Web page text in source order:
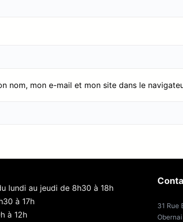
nom, mon e-mail et mon site dans le
lundi au jeudi de 8h30 à 18h
à 17h
à 12h
31 Rue
Obernai